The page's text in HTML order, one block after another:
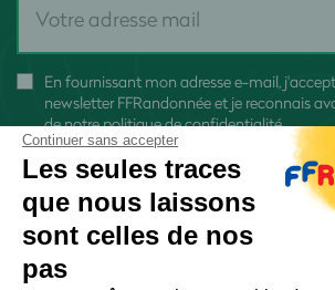
En fournissant mon adresse e-mail,
newsletter FFRandonnée et je reconnais
denotre politique de confidentialité
Continuer sans accepter
Les seules traces
que nous laissons
sont celles de nos
pas